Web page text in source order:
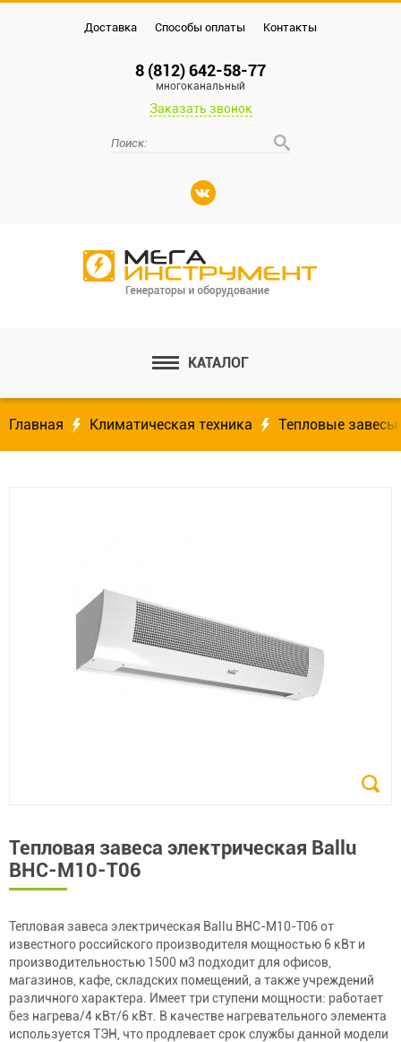
Доставка Способы оплаты Контакты
8 (812) 642-58-77
многоканальный
Заказать звонок
КАТАЛОГ
Главная Климатическая техника Тепловые завесы
Тепловая завеса электрическая Ballu
BHC-M10-T06
Тепловая завеса электрическая Ballu BHC-M10-T06 от
известного российского производителя мощностью 6 кВт и
производительностью 1500 м3 подходит для офисов,
магазинов, кафе, складских помещений, а также учреждений
различного характера. Имеет три ступени мощности: работает
без нагрева/4 кВт/6 кВт. В качестве нагревательного элемента
используется ТЭН, что продлевает срок службы данной модели